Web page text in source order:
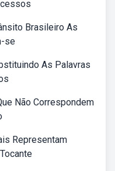
Brasileiro As
se
As Palavras
Não Correspondem
Representam